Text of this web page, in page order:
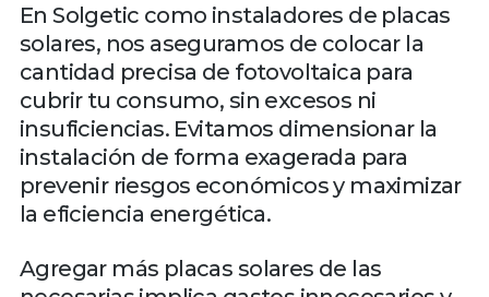
En Solgetic como instaladores de placas
solares, nos aseguramos de colocar la
cantidad precisa de fotovoltaica para
cubrir tu consumo, sin excesos ni
insuficiencias. Evitamos dimensionar la
instalación de forma exagerada para
prevenir riesgos económicos y maximizar
la eficiencia energética.
Agregar más placas solares de las